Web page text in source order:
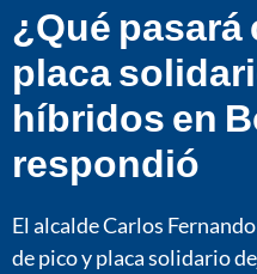
¿Qué
placa
híbridos en
respondió
El alcalde Carlos
de pico y placa solidario